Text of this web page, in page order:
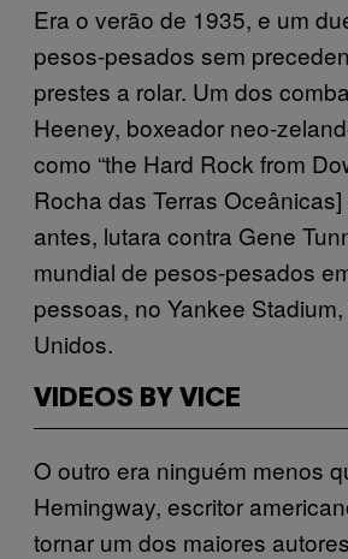
Era o verão de 1935, e um
pesos-pesados sem
prestes a rolar. Um dos
Heeney, boxeador neo-
como “the Hard Rock from
Rocha das Terras
antes, lutara contra Gene
mundial de pesos-pesados
pessoas, no Yankee
Unidos.
VIDEOS BY VICE
O outro era ninguém menos
Hemingway, escritor
tornar um dos maiores